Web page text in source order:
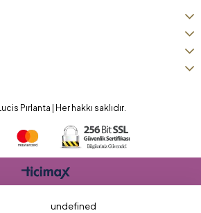
Pırlanta | Her hakkı saklıdır.
undefined